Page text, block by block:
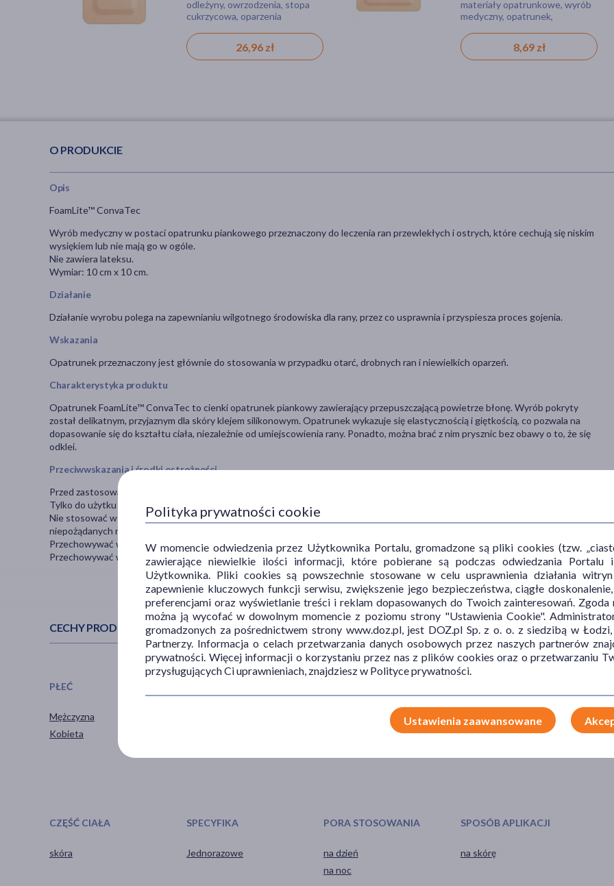
wielosztukowego)
odleżyny, owrzodzenia, stopa
cukrzycowa, oparzenia
26,96 zł
opakowania
materiały opatrunkowe, wyrób
medyczny, opatrunek,
skaleczenie
8,69 zł
opakowania
materiały opatrunkowe, wyrób
medyczny, opatrunek,
skaleczenie
8,69 zł
wyrób medyczny, żel, oparzenie,
owrzodzenia, rana, skaleczenie
63,29 zł
O PRODUKCIE
Opis
FoamLite™ ConvaTec
Wyrób medyczny w postaci opatrunku piankowego przeznaczony do leczenia ran przewlekłych i ostrych, które cechują się niskim
wysiękiem lub nie mają go w ogóle.
Nie zawiera lateksu.
Wymiar: 10 cm x 10 cm.
Działanie
Działanie wyrobu polega na zapewnianiu wilgotnego środowiska dla rany, przez co usprawnia i przyspiesza proces gojenia.
Wskazania
Opatrunek przeznaczony jest głównie do stosowania w przypadku otarć, drobnych ran i niewielkich oparzeń.
Charakterystyka produktu
Opatrunek FoamLite™ ConvaTec to cienki opatrunek piankowy zawierający przepuszczającą powietrze błonę. Wyrób pokryty
został delikatnym, przyjaznym dla skóry klejem silikonowym. Opatrunek wykazuje się elastycznością i giętkością, co pozwala na
dopasowanie się do kształtu ciała, niezależnie od umiejscowienia rany. Ponadto, można brać z nim prysznic bez obawy o to, że się
odklei.
Przeciwwskazania i środki ostrożności
Przed zastosowaniem należy zapoznać się z treścią instrukcji użycia wyrobu.
Tylko do użytku zewnętrznego.
Nie stosować w przypadku uczulenia na którykolwiek ze składników. W razie wystąpienia niepokojących objawów lub działań
niepożądanych należy przerwać stosowanie wyrobu i skontaktować się z lekarzem.
Przechowywać w temperaturze pokojowej. Chronić od światła i wilgoci.
Przechowywać w sposób niedostępny dla dzieci.
CECHY PRODUKTU
PŁEĆ
Mężczyzna
Kobieta
Materiały opatrunkowe
Wyrób medyczny
CZĘŚĆ CIAŁA
skóra
SPECYFIKA
Jednorazowe
PORA STOSOWANIA
na dzień
na noc
SPOSÓB APLIKACJI
na skórę
Polityka prywatności cookie
W momencie odwiedzenia przez Użytkownika Portalu, gromadzone są pliki cookies (tzw.
zawierające niewielkie ilości informacji, które pobierane są podczas odwiedzania Portalu
Użytkownika. Pliki cookies są powszechnie stosowane w celu usprawnienia działania
zapewnienie kluczowych funkcji serwisu, zwiększenie jego bezpieczeństwa, ciągłe
preferencjami oraz wyświetlanie treści i reklam dopasowanych do Twoich zainteresowań.
można ją wycofać w dowolnym momencie z poziomu strony "Ustawienia Cookie".
gromadzonych za pośrednictwem strony www.doz.pl, jest DOZ.pl Sp. z o. o. z siedzibą w
Partnerzy. Informacja o celach przetwarzania danych osobowych przez naszych partnerów
prywatności. Więcej informacji o korzystaniu przez nas z plików cookies oraz o przetwarzaniu
przysługujących Ci uprawnieniach, znajdziesz w Polityce prywatności.
Ustawienia zaawansowane